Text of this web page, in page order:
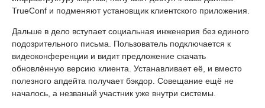
TrueConf и подменяют установщик клиентского приложения.
Дальше в дело вступает социальная инженерия без единого
подозрительного письма. Пользователь подключается к
видеоконференции и видит предложение скачать
обновлённую версию клиента. Устанавливает её, и вместо
полезного апдейта получает бэкдор. Совещание ещё не
началось, а незваный участник уже внутри системы.